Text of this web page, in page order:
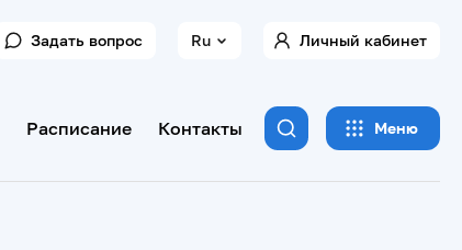
Задать вопрос Ru Личный кабинет
Расписание Контакты Меню